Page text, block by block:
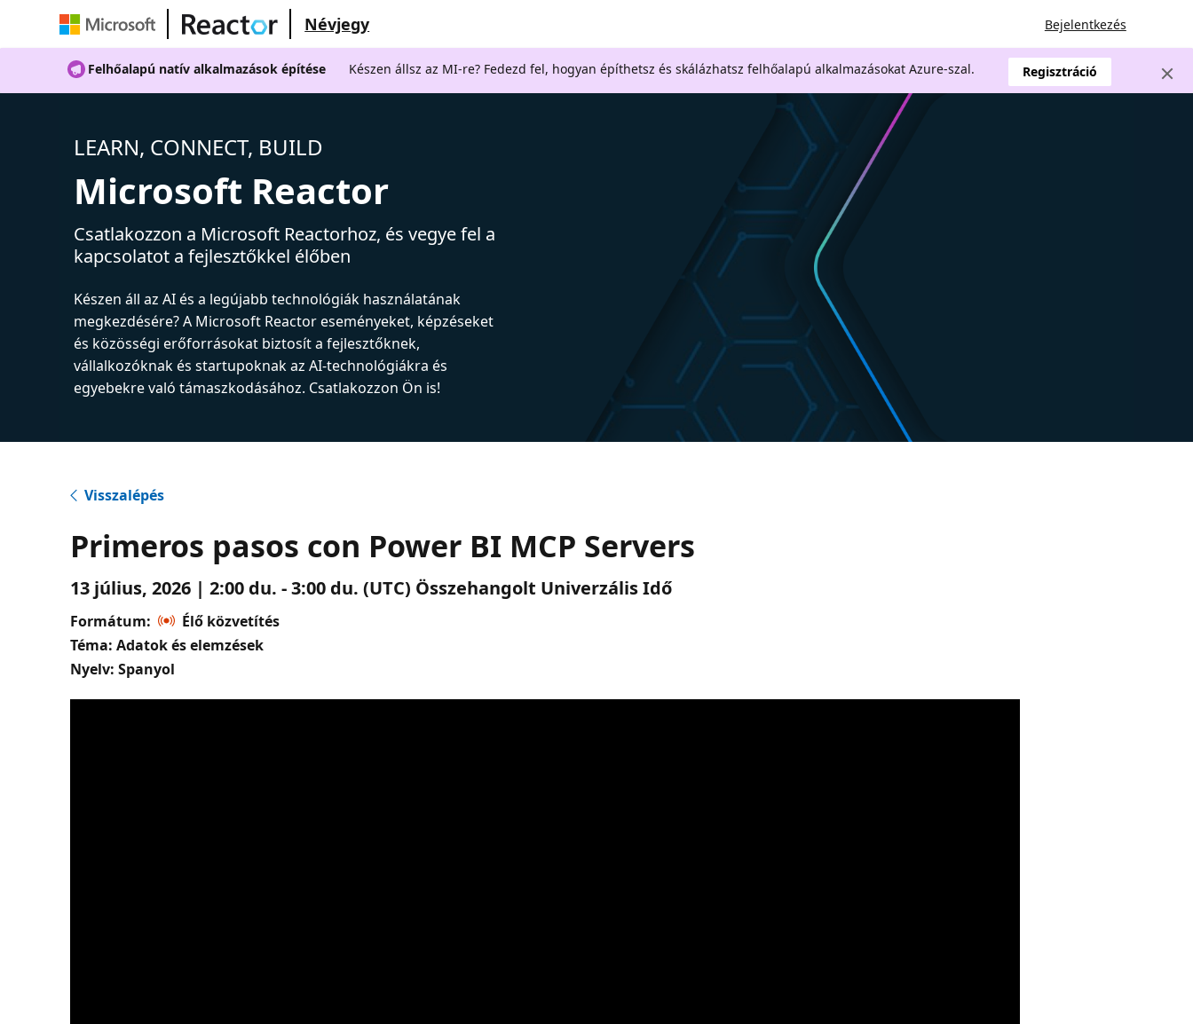
Névjegy Bejelentkezés
Felhőalapú natív alkalmazások építése Készen állsz az MI-re? Fedezd fel, hogyan építhetsz és skálázhatsz felhőalapú alkalmazásokat Azure-szal. Regisztráció
LEARN, CONNECT, BUILD
Microsoft Reactor
Csatlakozzon a Microsoft Reactorhoz, és vegye fel a
kapcsolatot a fejlesztőkkel élőben
Készen áll az AI és a legújabb technológiák használatának
megkezdésére? A Microsoft Reactor eseményeket, képzéseket
és közösségi erőforrásokat biztosít a fejlesztőknek,
vállalkozóknak és startupoknak az AI-technológiákra és
egyebekre való támaszkodásához. Csatlakozzon Ön is!
Visszalépés
Primeros pasos con Power BI MCP Servers
13 július, 2026 | 2:00 du. - 3:00 du. (UTC) Összehangolt Univerzális Idő
Formátum:
Élő közvetítés
Téma: Adatok és elemzések
Nyelv: Spanyol